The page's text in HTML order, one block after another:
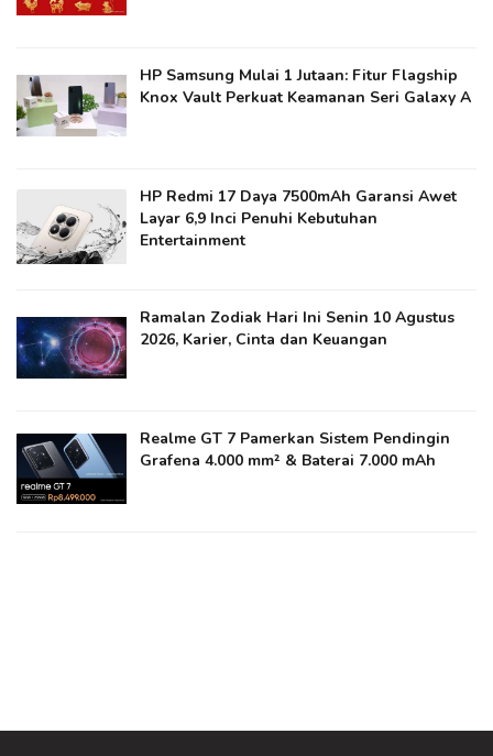
HP Samsung Mulai 1 Jutaan: Fitur Flagship
Knox Vault Perkuat Keamanan Seri Galaxy A
HP Redmi 17 Daya 7500mAh Garansi Awet
Layar 6,9 Inci Penuhi Kebutuhan
Entertainment
Ramalan Zodiak Hari Ini Senin 10 Agustus
2026, Karier, Cinta dan Keuangan
Realme GT 7 Pamerkan Sistem Pendingin
Grafena 4.000 mm² & Baterai 7.000 mAh